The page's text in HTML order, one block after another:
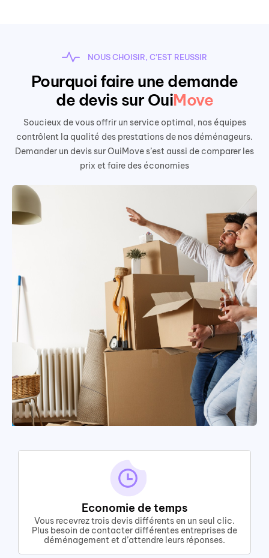
NOUS CHOISIR, C’EST REUSSIR
Pourquoi faire une demande
de devis sur OuiMove
Soucieux de vous offrir un service optimal, nos équipes
contrôlent la qualité des prestations de nos déménageurs.
Demander un devis sur OuiMove s’est aussi de comparer les
prix et faire des économies
Economie de temps
Vous recevrez trois devis différents en un seul clic.
Plus besoin de contacter différentes entreprises de
déménagement et d’attendre leurs réponses.